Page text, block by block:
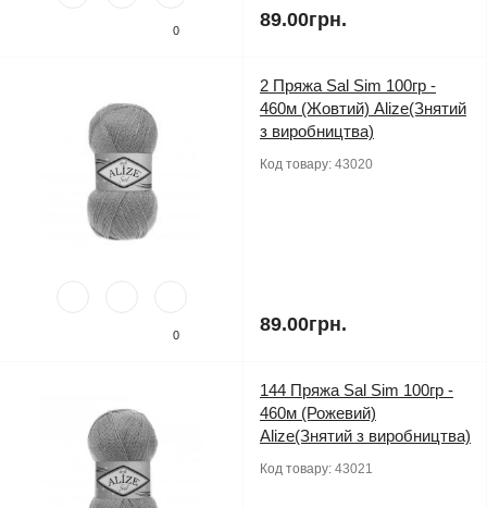
0 89.00грн.
0
2 Пряжа Sal Sim 100гр -
460м (Жовтий) Alize(Знятий
з виробництва)
Код товару: 43020
89.00грн.
144 Пряжа Sal Sim 100гр -
460м (Рожевий)
Alize(Знятий з виробництва)
Код товару: 43021